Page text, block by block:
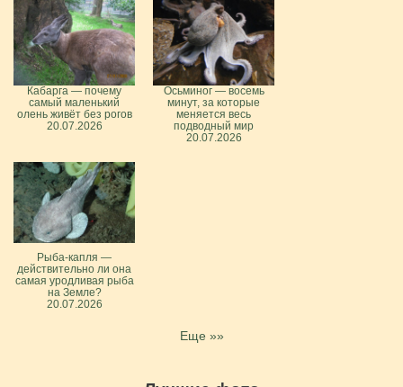
Кабарга — почему
самый маленький
олень живёт без рогов
20.07.2026
Осьминог — восемь
минут, за которые
меняется весь
подводный мир
20.07.2026
Рыба-капля —
действительно ли она
самая уродливая рыба
на Земле?
20.07.2026
Еще »»